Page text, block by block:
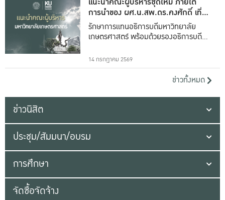
การนำของ ผศ.น.สพ.ดร.คงศักดิ์ เที่ยง
ธรรม
รักษาการแทนอธิการบดีมหาวิทยาลัย
เกษตรศาสตร์ พร้อมด้วยรองอธิการบดีทั้ง
14 กรกฎาคม 2569
ข่าวทั้งหมด
ข่าวนิสิต
ประชุม/สัมมนา/อบรม
การศึกษา
จัดซื้อจัดจ้าง